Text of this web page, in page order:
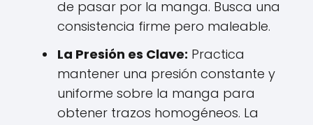
de pasar por la manga. Busca una
consistencia firme pero maleable.
La Presión es Clave: Practica
mantener una presión constante y
uniforme sobre la manga para
obtener trazos homogéneos. La